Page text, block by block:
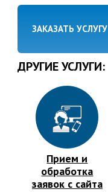
ЗАКАЗАТЬ УСЛУГУ
ДРУГИЕ УСЛУГИ:
Прием и
обработка
заявок с сайта